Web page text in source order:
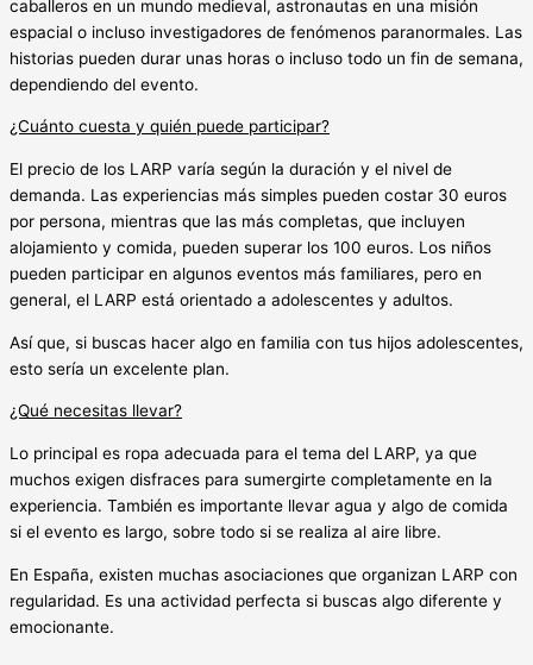
caballeros en un mundo medieval, astronautas en una misión
espacial o incluso investigadores de fenómenos paranormales. Las
historias pueden durar unas horas o incluso todo un fin de semana,
dependiendo del evento.
¿Cuánto cuesta y quién puede participar?
El precio de los LARP varía según la duración y el nivel de
demanda. Las experiencias más simples pueden costar 30 euros
por persona, mientras que las más completas, que incluyen
alojamiento y comida, pueden superar los 100 euros. Los niños
pueden participar en algunos eventos más familiares, pero en
general, el LARP está orientado a adolescentes y adultos.
Así que, si buscas hacer algo en familia con tus hijos adolescentes,
esto sería un excelente plan.
¿Qué necesitas llevar?
Lo principal es ropa adecuada para el tema del LARP, ya que
muchos exigen disfraces para sumergirte completamente en la
experiencia. También es importante llevar agua y algo de comida
si el evento es largo, sobre todo si se realiza al aire libre.
En España, existen muchas asociaciones que organizan LARP con
regularidad. Es una actividad perfecta si buscas algo diferente y
emocionante.